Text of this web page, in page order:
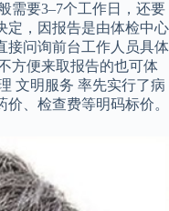
需要3–7个工作日，还要
定，因报告是由体检中心
接问询前台工作人员具体
方便来取报告的也可体
文明服务 率先实行了病
、检查费等明码标价。